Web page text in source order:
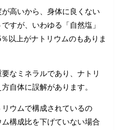
が高いから、身体に良くない
すが、いわゆる「自然塩」
以上がナトリウムのもありま
なミネラルであり、ナトリ
自体に誤解があります。
ウムで構成されているの
構成比を下げていない場合